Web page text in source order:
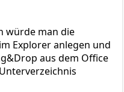
würde man die
Explorer anlegen und
aus dem Office